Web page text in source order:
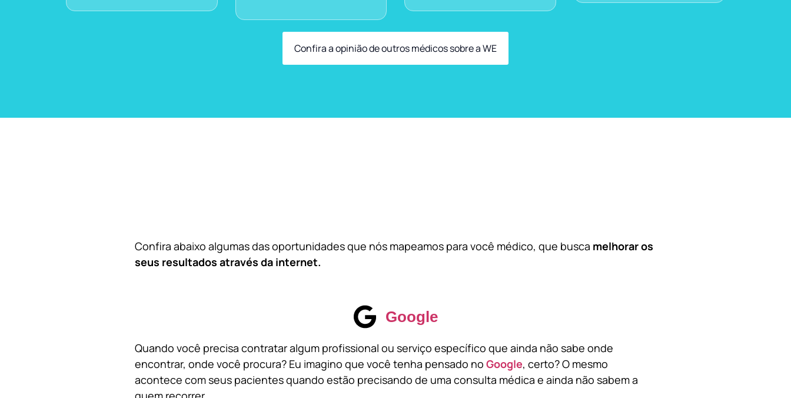
Confira a opinião de outros médicos sobre a WE
Confira abaixo algumas das oportunidades que nós mapeamos para você médico, que busca melhorar os
seus resultados através da internet.
Google
Quando você precisa contratar algum profissional ou serviço específico que ainda não sabe onde
encontrar, onde você procura? Eu imagino que você tenha pensado no Google, certo? O mesmo
acontece com seus pacientes quando estão precisando de uma consulta médica e ainda não sabem a